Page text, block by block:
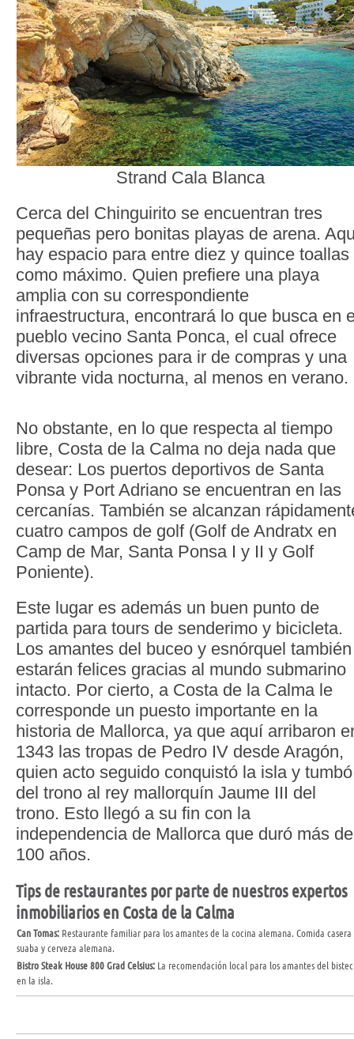
Strand Cala Blanca
Cerca del Chinguirito se encuentran tres
pequeñas pero bonitas playas de arena.
hay espacio para entre diez y quince toallas
como máximo. Quien prefiere una playa
amplia con su correspondiente
infraestructura, encontrará lo que busca en
pueblo vecino Santa Ponca, el cual ofrece
diversas opciones para ir de compras y una
vibrante vida nocturna, al menos en verano.
No obstante, en lo que respecta al tiempo
libre, Costa de la Calma no deja nada que
desear: Los puertos deportivos de Santa
Ponsa y Port Adriano se encuentran en las
cercanías. También se alcanzan
cuatro campos de golf (Golf de Andratx en
Camp de Mar, Santa Ponsa I y II y Golf
Poniente).
Este lugar es además un buen punto de
partida para tours de senderimo y bicicleta.
Los amantes del buceo y esnórquel también
estarán felices gracias al mundo submarino
intacto. Por cierto, a Costa de la Calma le
corresponde un puesto importante en la
historia de Mallorca, ya que aquí arribaron
1343 las tropas de Pedro IV desde Aragón,
quien acto seguido conquistó la isla y tumbó
del trono al rey mallorquín Jaume III del
trono. Esto llegó a su fin con la
independencia de Mallorca que duró más de
100 años.
Tips de restaurantes por parte de nuestros expertos
inmobiliarios en Costa de la Calma
Can Tomas: Restaurante familiar para los amantes de la cocina alemana. Comida casera
suaba y cerveza alemana.
Bistro Steak House 800 Grad Celsius: La recomendación local para los amantes del bistec
en la isla.